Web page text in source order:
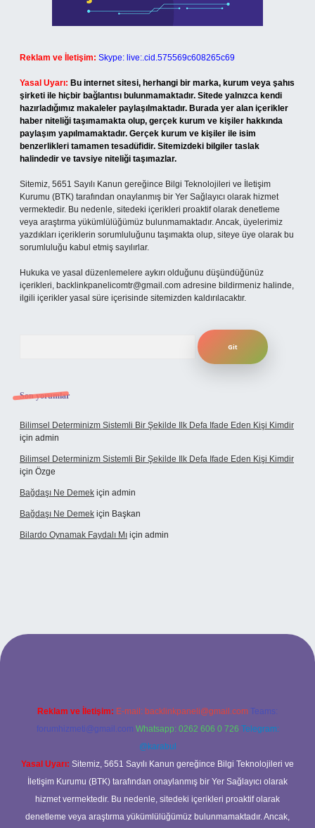
Reklam ve İletişim: Skype: live:.cid.575569c608265c69
Yasal Uyarı: Bu internet sitesi, herhangi bir marka, kurum veya şahıs
şirketi ile hiçbir bağlantısı bulunmamaktadır. Sitede yalnızca kendi
hazırladığımız makaleler paylaşılmaktadır. Burada yer alan içerikler
haber niteliği taşımamakta olup, gerçek kurum ve kişiler hakkında
paylaşım yapılmamaktadır. Gerçek kurum ve kişiler ile isim
benzerlikleri tamamen tesadüfidir. Sitemizdeki bilgiler taslak
halindedir ve tavsiye niteliği taşımazlar.
Sitemiz, 5651 Sayılı Kanun gereğince Bilgi Teknolojileri ve İletişim
Kurumu (BTK) tarafından onaylanmış bir Yer Sağlayıcı olarak hizmet
vermektedir. Bu nedenle, sitedeki içerikleri proaktif olarak denetleme
veya araştırma yükümlülüğümüz bulunmamaktadır. Ancak, üyelerimiz
yazdıkları içeriklerin sorumluluğunu taşımakta olup, siteye üye olarak bu
sorumluluğu kabul etmiş sayılırlar.
Hukuka ve yasal düzenlemelere aykırı olduğunu düşündüğünüz
içerikleri, backlinkpanelicomtr@gmail.com adresine bildirmeniz halinde,
ilgili içerikler yasal süre içerisinde sitemizden kaldırılacaktır.
Son yorumlar
Bilimsel Determinizm Sistemli Bir Şekilde Ilk Defa Ifade Eden Kişi Kimdir
için admin
Bilimsel Determinizm Sistemli Bir Şekilde Ilk Defa Ifade Eden Kişi Kimdir
için Özge
Bağdaşı Ne Demek için admin
Bağdaşı Ne Demek için Başkan
Bilardo Oynamak Faydalı Mı için admin
bahis sitesi
Reklam ve İletişim: E-mail: backlinkpaneli@gmail.com Teams:
forumhizmeti@gmail.com Whatsapp: 0262 606 0 726 Telegram:
@karabul
Yasal Uyarı: Sitemiz, 5651 Sayılı Kanun gereğince Bilgi Teknolojileri ve
İletişim Kurumu (BTK) tarafından onaylanmış bir Yer Sağlayıcı olarak
hizmet vermektedir. Bu nedenle, sitedeki içerikleri proaktif olarak
denetleme veya araştırma yükümlülüğümüz bulunmamaktadır. Ancak,